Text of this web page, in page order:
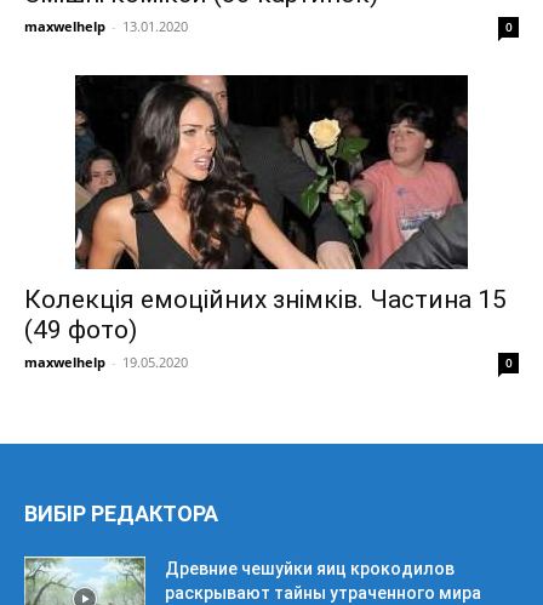
maxwelhelp - 13.01.2020 0
Колекція емоційних знімків. Частина 15
(49 фото)
maxwelhelp - 19.05.2020 0
ВИБІР РЕДАКТОРА
Древние чешуйки яиц крокодилов
раскрывают тайны утраченного мира